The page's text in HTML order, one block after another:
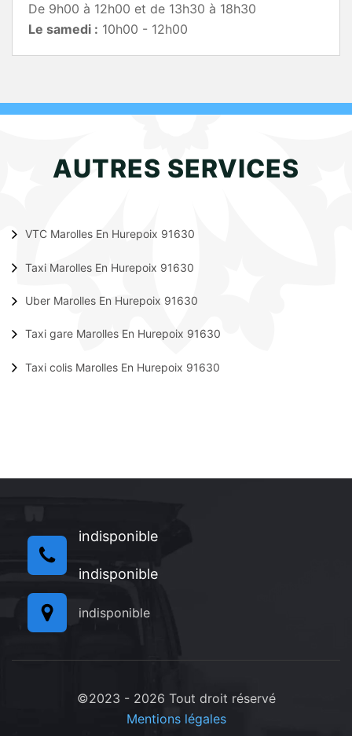
De 9h00 à 12h00 et de 13h30 à 18h30
Le samedi : 10h00 - 12h00
AUTRES SERVICES
VTC Marolles En Hurepoix 91630
Taxi Marolles En Hurepoix 91630
Uber Marolles En Hurepoix 91630
Taxi gare Marolles En Hurepoix 91630
Taxi colis Marolles En Hurepoix 91630
indisponible
indisponible
indisponible
©2023 - 2026 Tout droit réservé
Mentions légales